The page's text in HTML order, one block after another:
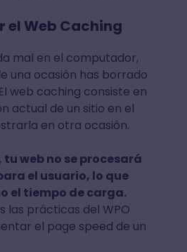
el Web Caching
mal en el computador,
una ocasión has borrado
web caching consiste en
actual de un sitio en el
en otra ocasión.
tu web no se procesará
el usuario, lo que
el tiempo de carga.
las prácticas del WPO
el page speed de un